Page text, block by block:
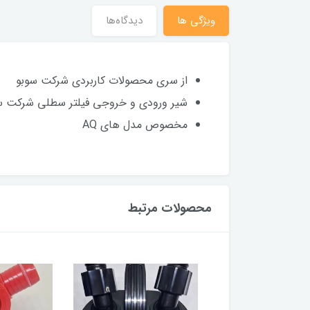
ویژگی ها دیدگاه‌ها
از سری محصولات کاربردی شرکت سوبو
شیر ورودی و خروجی فیلتر سطلی شرکت
مخصوص مدل های AQ
محصولات مرتبط